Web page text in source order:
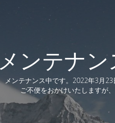
ンテナン
メンテナンス中です。2022年3月23
ご不便をおかけいたしますが